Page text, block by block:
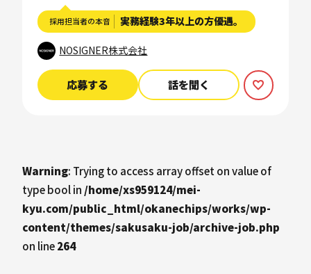
採用担当者の本音 実務経験3年以上の方優遇。
NOSIGNER株式会社
応募する 話を聞く
Warning: Trying to access array offset on value of
type bool in /home/xs959124/mei-
kyu.com/public_html/okanechips/works/wp-
content/themes/sakusaku-job/archive-job.php
on line264